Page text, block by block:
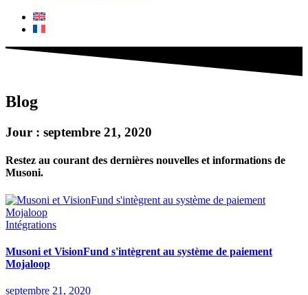
Blog
Jour : septembre 21, 2020
Restez au courant des dernières nouvelles et informations de
Musoni.
Intégrations
Musoni et VisionFund s'intègrent au système de paiement
Mojaloop
septembre 21, 2020